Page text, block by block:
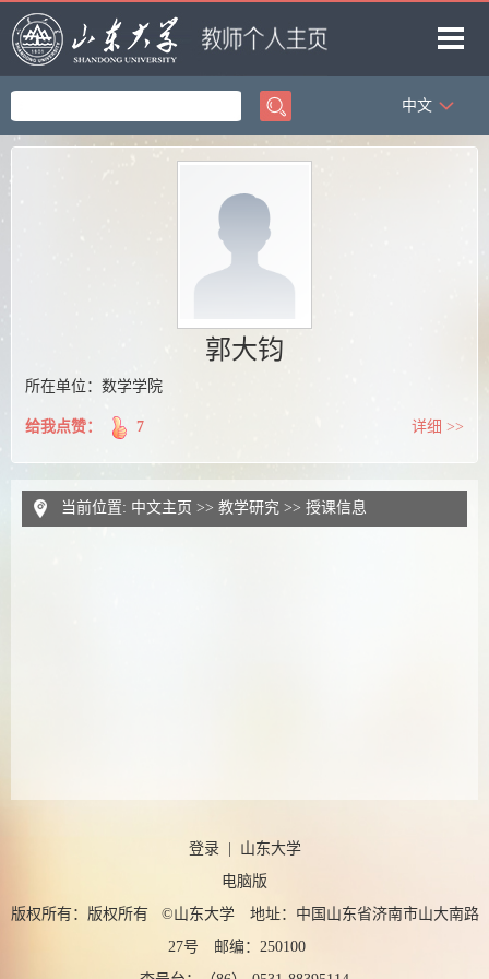
首页
教师博客
中文
郭大钧
所在单位：数学学院
给我点赞： 7 详细 >>
当前位置: 中文主页 >> 教学研究 >> 授课信息
登录| 山东大学
电脑版
版权所有：版权所有 ©山东大学 地址：中国山东省济南市山大南路
27号 邮编：250100